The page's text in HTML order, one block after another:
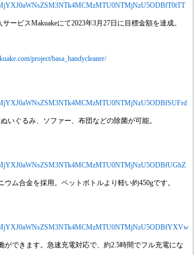
ービスMakuakeにて2023年3月27日に目標金額を達成。
project/basa_handycleaner/
いぐるみ、ソファー、布団などの除菌が可能。
ム合金を採用。ペットボトルより軽い約450gです。
ができます。急速充電対応で、約2.5時間でフル充電にな